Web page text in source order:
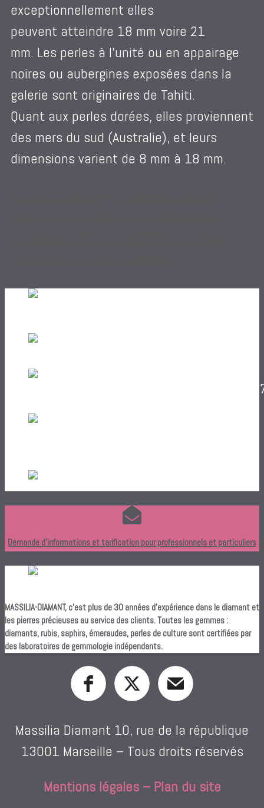
exceptionnellement elles
peuvent atteindre 18 mm voire 21
mm. Les perles à l’unité ou en appairage
noires ou aubergines exposées dans la
galerie sont originaires de Tahiti.
Quant aux perles dorées, elles proviennent
des mers du sud (Australie), et leurs
dimensions varient de 8 mm à 18 mm.
Demande d'informations et tarification pour professionnels et particuliers
MASSILIA-DIAMANT, c’est plus de 30 années d’expérience dans le diamant et
les pierres précieuses au service des clients. Toutes les gemmes :
diamants, rubis, saphirs, émeraudes, perles de culture sont certifiées par
des laboratoires de gemmologie indépendants.
Massilia Diamant 10, rue de la république
13001 Marseille – Tous droits réservés
Mentions légales– Plan du site